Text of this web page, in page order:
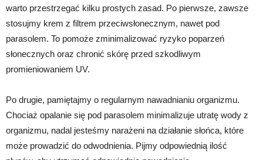
warto przestrzegać kilku prostych zasad. Po pierwsze, zawsze
stosujmy krem z filtrem przeciwsłonecznym, nawet pod
parasolem. To pomoże zminimalizować ryzyko poparzeń
słonecznych oraz chronić skórę przed szkodliwym
promieniowaniem UV.
Po drugie, pamiętajmy o regularnym nawadnianiu organizmu.
Chociaż opalanie się pod parasolem minimalizuje utratę wody z
organizmu, nadal jesteśmy narażeni na działanie słońca, które
może prowadzić do odwodnienia. Pijmy odpowiednią ilość